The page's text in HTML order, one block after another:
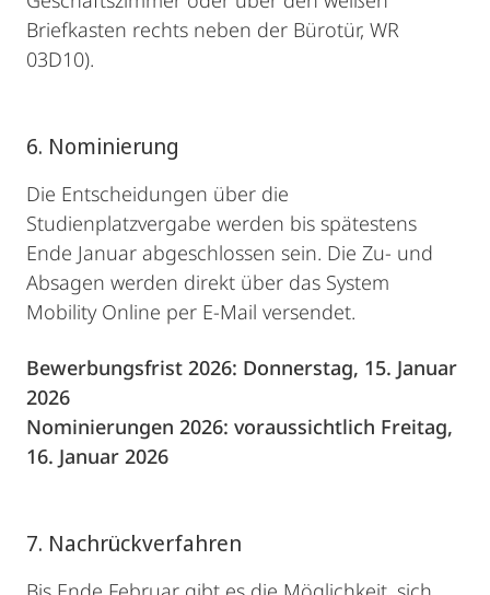
Briefkasten rechts neben der Bürotür, WR
03D10).
6. Nominierung
Die Entscheidungen über die
Studienplatzvergabe werden bis spätestens
Ende Januar abgeschlossen sein. Die Zu- und
Absagen werden direkt über das System
Mobility Online per E-Mail versendet.
Bewerbungsfrist 2026: Donnerstag, 15. Januar
2026
Nominierungen 2026: voraussichtlich Freitag,
16. Januar 2026
7. Nachrückverfahren